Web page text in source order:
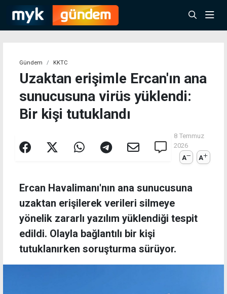
Gündem KKTC
Uzaktan erişimle Ercan'ın ana
sunucusuna virüs yüklendi:
Bir kişi tutuklandı
8 Temmuz
2026
A
A
Ercan Havalimanı'nın ana sunucusuna
uzaktan erişilerek verileri silmeye
yönelik zararlı yazılım yüklendiği tespit
edildi. Olayla bağlantılı bir kişi
tutuklanırken soruşturma sürüyor.